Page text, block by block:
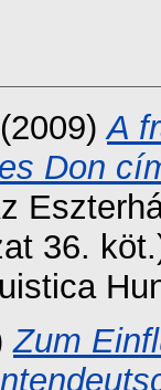
(2009)A
Don
36.
Zum